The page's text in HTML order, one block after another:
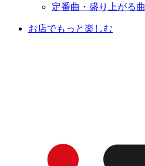
定番曲・盛り上がる曲
お店でもっと楽しむ